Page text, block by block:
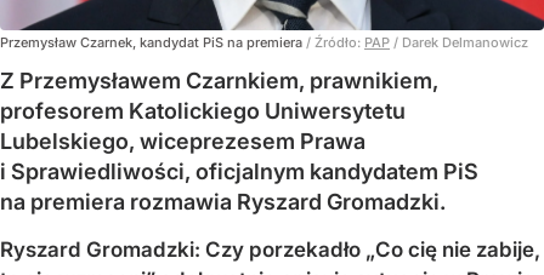
Przemysław Czarnek, kandydat PiS na premiera / Źródło: PAP / Darek Delmanowicz
Z Przemysławem Czarnkiem, prawnikiem,
profesorem Katolickiego Uniwersytetu
Lubelskiego, wiceprezesem Prawa
i Sprawiedliwości, oficjalnym kandydatem PiS
na premiera rozmawia Ryszard Gromadzki.
Ryszard Gromadzki: Czy porzekadło „Co cię nie zabije,